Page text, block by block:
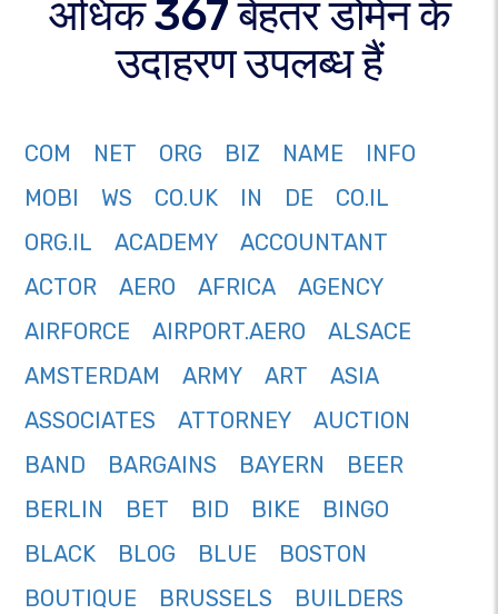
अधिक 367 बेहतर डोमेन के
उदाहरण उपलब्ध हैं
COM NET ORG BIZ NAME
INFO
MOBI
WS CO.UK IN DE
CO.IL
ORG.IL
ACADEMY
ACCOUNTANT
ACTOR
AERO AFRICA
AGENCY
AIRFORCE
AIRPORT.AERO
ALSACE
AMSTERDAM
ARMY ART
ASIA
ASSOCIATES
ATTORNEY
AUCTION
BAND
BARGAINS BAYERN
BEER
BERLIN
BET BID BIKE
BINGO
BLACK
BLOG BLUE
BOSTON
BOUTIQUE
BRUSSELS
BUILDERS